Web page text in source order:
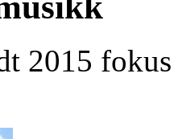
2015